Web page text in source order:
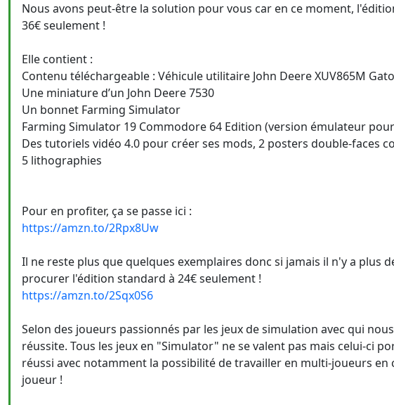
Nous avons peut-être la solution pour vous car en ce moment,
36€ seulement !
Elle contient :
Contenu téléchargeable : Véhicule utilitaire John Deere XUV865M
Une miniature d’un John Deere 7530
Un bonnet Farming Simulator
Farming Simulator 19 Commodore 64 Edition (version émulateur
Des tutoriels vidéo 4.0 pour créer ses mods, 2 posters double-faces
5 lithographies
Pour en profiter, ça se passe ici :
https://amzn.to/2Rpx8Uw
Il ne reste plus que quelques exemplaires donc si jamais il n'y a plus
procurer l'édition standard à 24€ seulement !
https://amzn.to/2Sqx0S6
Selon des joueurs passionnés par les jeux de simulation avec qui
réussite. Tous les jeux en "Simulator" ne se valent pas mais celui-ci
réussi avec notamment la possibilité de travailler en multi-joueurs
joueur !